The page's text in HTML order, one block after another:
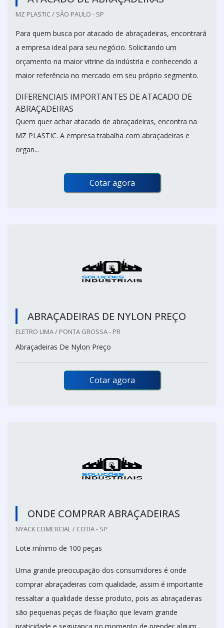
MZ PLASTIC / SÃO PAULO - SP
Para quem busca por atacado de abraçadeiras, encontrará
a empresa ideal para seu negócio. Solicitando um
orçamento na maior vitrine da indústria e conhecendo a
maior referência no mercado em seu próprio segmento.
DIFERENCIAIS IMPORTANTES DE ATACADO DE
ABRAÇADEIRAS
Quem quer achar atacado de abraçadeiras, encontra na
MZ PLASTIC. A empresa trabalha com abraçadeiras e
organ...
Cotar agora
ABRAÇADEIRAS DE NYLON PREÇO
ELETRO LIMA / PONTA GROSSA - PR
Abraçadeiras De Nylon Preço
Cotar agora
ONDE COMPRAR ABRAÇADEIRAS
NYACK COMERCIAL / COTIA - SP
Lote mínimo de 100 peças
Uma grande preocupação dos consumidores é onde
comprar abraçadeiras com qualidade, assim é importante
ressaltar a qualidade desse produto, pois as abraçadeiras
são pequenas peças de fixação que levam grande